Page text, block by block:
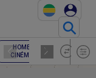
⚲
HOME
CINÉMA
ENCEINTE
HIFI